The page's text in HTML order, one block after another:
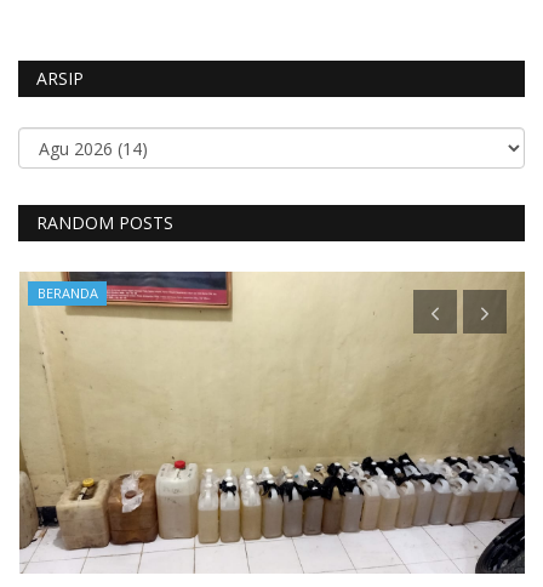
ARSIP
RANDOM POSTS
BERANDA